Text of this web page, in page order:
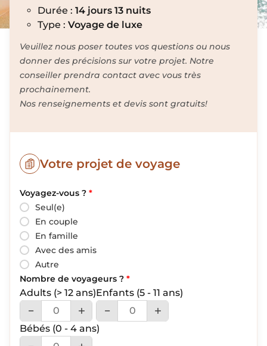
Durée : 14 jours 13 nuits
Type : Voyage de luxe
Veuillez nous poser toutes vos questions ou nous
donner des précisions sur votre projet. Notre
conseiller prendra contact avec vous très
prochainement.
Nos renseignements et devis sont gratuits!
Votre projet de voyage
Voyagez-vous ? *
Seul(e)
En couple
En famille
Avec des amis
Autre
Nombre de voyageurs ? *
Adults (> 12 ans)Enfants (5 - 11 ans)
Bébés (0 - 4 ans)